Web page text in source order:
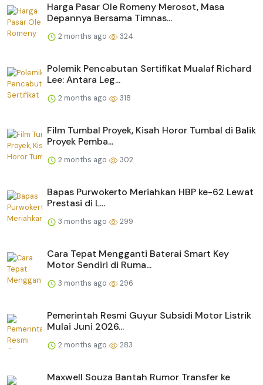
Harga Pasar Ole Romeny Merosot, Masa
Depannya Bersama Timnas...
2 months ago 324
Polemik Pencabutan Sertifikat Mualaf Richard
Lee: Antara Leg...
2 months ago 318
Film Tumbal Proyek, Kisah Horor Tumbal di Balik
Proyek Pemba...
2 months ago 302
Bapas Purwokerto Meriahkan HBP ke-62 Lewat
Prestasi di L...
3 months ago 299
Cara Tepat Mengganti Baterai Smart Key
Motor Sendiri di Ruma...
3 months ago 296
Pemerintah Resmi Guyur Subsidi Motor Listrik
Mulai Juni 2026...
2 months ago 283
Maxwell Souza Bantah Rumor Transfer ke